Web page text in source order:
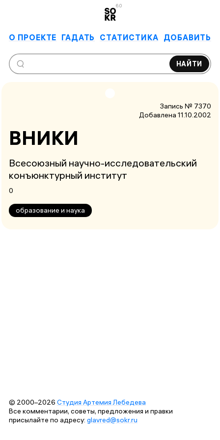
6.0
О ПРОЕКТЕ ГАДАТЬ СТАТИСТИКА ДОБАВИТЬ
НАЙТИ
Запись № 7370
Добавлена 11.10.2002
ВНИКИ
Всесоюзный научно-исследовательский
конъюнктурный институт
0
образование и наука
© 2000–2026 Студия Артемия Лебедева
Все комментарии, советы, предложения и правки
присылайте по адресу: glavred@sokr.ru